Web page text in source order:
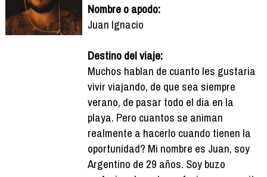
Nombre o apodo:
Juan Ignacio
Destino del viaje:
Muchos hablan de cuanto les gustaria
vivir viajando, de que sea siempre
verano, de pasar todo el dia en la
playa. Pero cuantos se animan
realmente a hacerlo cuando tienen la
oportunidad? Mi nombre es Juan, soy
Argentino de 29 años. Soy buzo